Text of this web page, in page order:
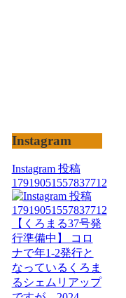
Instagram
Instagram 投稿
17919051557837712
【くろまる37号発
行準備中】 コロ
ナで年1-2発行と
なっているくろま
るシェムリアップ